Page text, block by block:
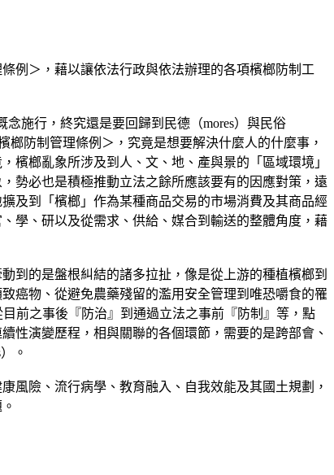
例＞，藉以讓依法行政與依法辦理的各項檳榔防制工
施行，終究還是要回歸到民德（mores）與民俗
防制管理條例＞，究竟是想要解決什麼人的什麼事，
檳榔亂象所涉及到人、文、地、產與景的「區域環境」
勢必也是積極推動立法之餘所應該要有的因應對策，遠
及到「檳榔」作為某種商品交易的市場消費及其商品經
學、研以及從需求、供給、媒合到輸送的整體角度，藉
到的是盤根糾結的諸多拉扯，像是從上游的種植檳榔到
癌物、從避免農藥殘留的濫用安全管理到唯恐嚼食的罹
前之事後『防治』到通過立法之事前『防制』等，點
性演變歷程，相與關聯的各個環節，需要的是跨部會、
。
風險、流行病學、教育融入、自我效能及其國土規劃，